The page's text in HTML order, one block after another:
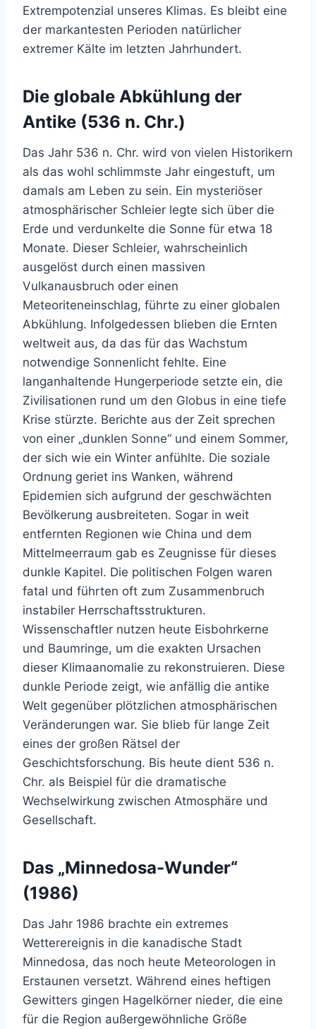
Extrempotenzial unseres Klimas. Es bleibt eine
der markantesten Perioden natürlicher
extremer Kälte im letzten Jahrhundert.
Die globale Abkühlung der
Antike (536 n. Chr.)
Das Jahr 536 n. Chr. wird von vielen Historikern
als das wohl schlimmste Jahr eingestuft, um
damals am Leben zu sein. Ein mysteriöser
atmosphärischer Schleier legte sich über die
Erde und verdunkelte die Sonne für etwa 18
Monate. Dieser Schleier, wahrscheinlich
ausgelöst durch einen massiven
Vulkanausbruch oder einen
Meteoriteneinschlag, führte zu einer globalen
Abkühlung. Infolgedessen blieben die Ernten
weltweit aus, da das für das Wachstum
notwendige Sonnenlicht fehlte. Eine
langanhaltende Hungerperiode setzte ein, die
Zivilisationen rund um den Globus in eine tiefe
Krise stürzte. Berichte aus der Zeit sprechen
von einer „dunklen Sonne“ und einem Sommer,
der sich wie ein Winter anfühlte. Die soziale
Ordnung geriet ins Wanken, während
Epidemien sich aufgrund der geschwächten
Bevölkerung ausbreiteten. Sogar in weit
entfernten Regionen wie China und dem
Mittelmeerraum gab es Zeugnisse für dieses
dunkle Kapitel. Die politischen Folgen waren
fatal und führten oft zum Zusammenbruch
instabiler Herrschaftsstrukturen.
Wissenschaftler nutzen heute Eisbohrkerne
und Baumringe, um die exakten Ursachen
dieser Klimaanomalie zu rekonstruieren. Diese
dunkle Periode zeigt, wie anfällig die antike
Welt gegenüber plötzlichen atmosphärischen
Veränderungen war. Sie blieb für lange Zeit
eines der großen Rätsel der
Geschichtsforschung. Bis heute dient 536 n.
Chr. als Beispiel für die dramatische
Wechselwirkung zwischen Atmosphäre und
Gesellschaft.
Das „Minnedosa-Wunder“
(1986)
Das Jahr 1986 brachte ein extremes
Wetterereignis in die kanadische Stadt
Minnedosa, das noch heute Meteorologen in
Erstaunen versetzt. Während eines heftigen
Gewitters gingen Hagelkörner nieder, die eine
für die Region außergewöhnliche Größe